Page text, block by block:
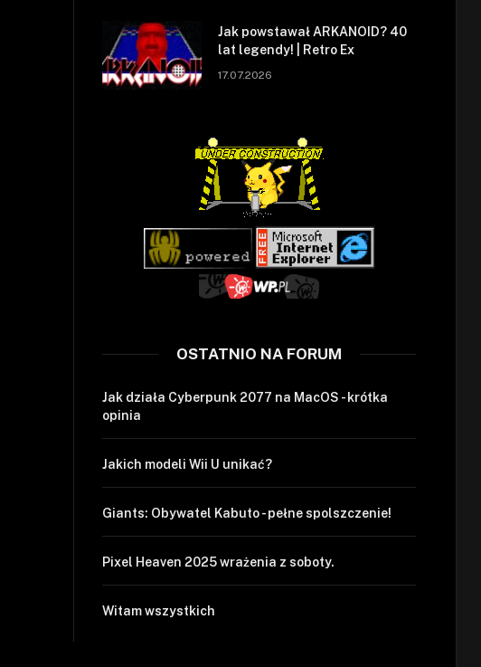
Jak powstawał ARKANOID? 40
lat legendy! | Retro Ex
17.07.2026
OSTATNIO NA FORUM
Jak działa Cyberpunk 2077 na MacOS - krótka
opinia
Jakich modeli Wii U unikać?
Giants: Obywatel Kabuto - pełne spolszczenie!
Pixel Heaven 2025 wrażenia z soboty.
Witam wszystkich